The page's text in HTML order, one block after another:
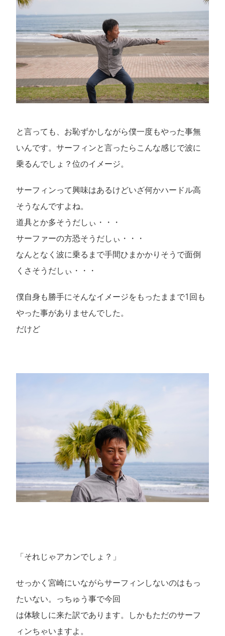
と言っても、お恥ずかしながら僕一度もやった事無
いんです。サーフィンと言ったらこんな感じで波に
乗るんでしょ？位のイメージ。
サーフィンって興味はあるけどいざ何かハードル高
そうなんですよね。
道具とか多そうだしぃ・・・
サーファーの方恐そうだしぃ・・・
なんとなく波に乗るまで手間ひまかかりそうで面倒
くさそうだしぃ・・・
僕自身も勝手にそんなイメージをもったままで1回も
やった事がありませんでした。
だけど
「それじゃアカンでしょ？」
せっかく宮崎にいながらサーフィンしないのはもっ
たいない。っちゅう事で今回
は体験しに来た訳であります。しかもただのサーフ
ィンちゃいますよ。